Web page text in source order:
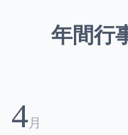
年間行
4月